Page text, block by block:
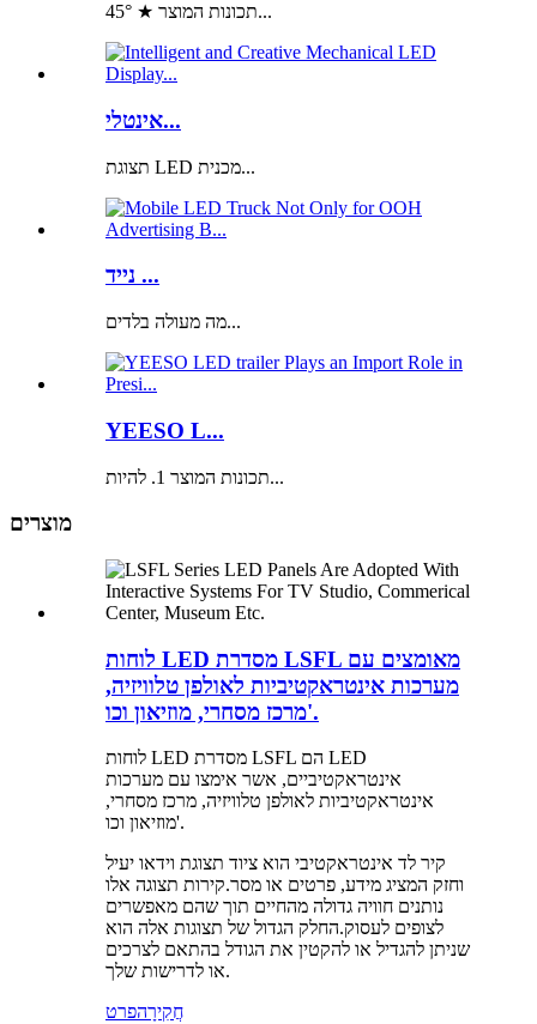
תכונות המוצר ★ 45°...
אינטלי...
תצוגת LED מכנית...
נייד ...
מה מעולה בלדים...
YEESO L...
תכונות המוצר 1. להיות...
מוצרים
לוחות LED מסדרת LSFL מאומצים עם
מערכות אינטראקטיביות לאולפן טלוויזיה,
מרכז מסחרי, מוזיאון וכו'.
לוחות LED מסדרת LSFL הם LED
אינטראקטיביים, אשר אימצו עם מערכות
אינטראקטיביות לאולפן טלוויזיה, מרכז מסחרי,
מוזיאון וכו'.
קיר לד אינטראקטיבי הוא ציוד תצוגת וידאו יעיל
וחזק המציג מידע, פרטים או מסר.קירות תצוגה אלו
נותנים חוויה גדולה מהחיים תוך שהם מאפשרים
לצופים לעסוק.החלק הגדול של תצוגות אלה הוא
שניתן להגדיל או להקטין את הגודל בהתאם לצרכים
או לדרישות שלך.
חֲקִירָהפרט